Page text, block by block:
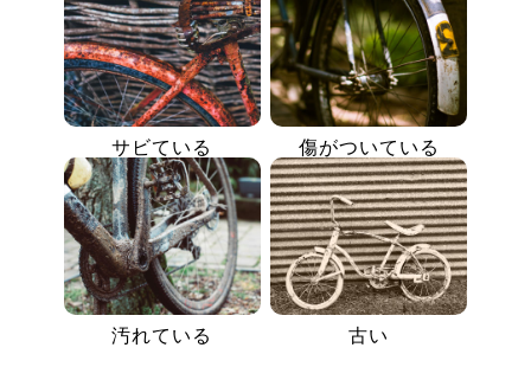
サビている 傷がついている
汚れている 古い